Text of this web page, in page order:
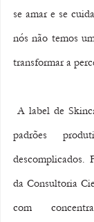
se amar e se
nós não temos
transformar a
padrões
descomplicados.
da Consultoria
com